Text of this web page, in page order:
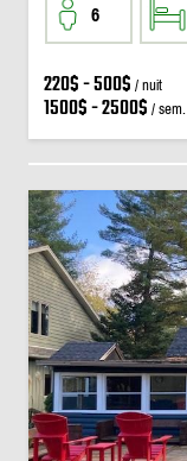
6
220$ - 500$ / nuit
1500$ - 2500$ / sem.